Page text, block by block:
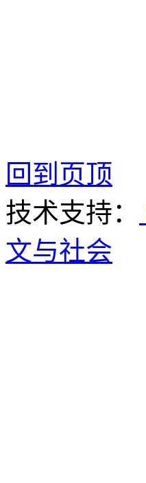
回到页顶
技术支持：
文与社会